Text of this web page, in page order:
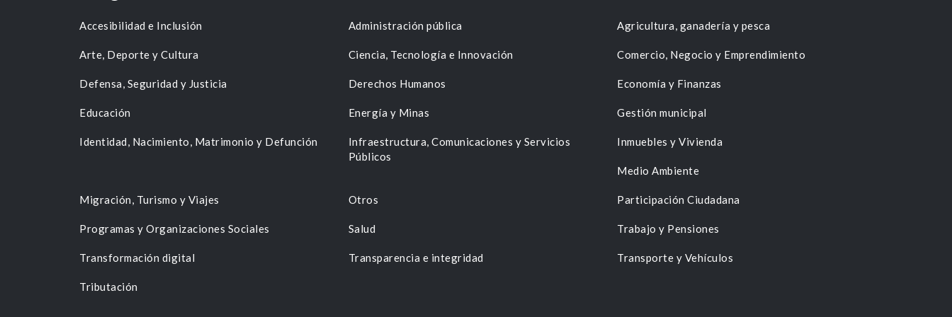
Accesibilidad e Inclusión Administración pública Agricultura, ganadería y pesca
Arte, Deporte y Cultura Ciencia, Tecnología e Innovación Comercio, Negocio y Emprendimiento
Defensa, Seguridad y Justicia Derechos Humanos Economía y Finanzas
Educación Energía y Minas Gestión municipal
Identidad, Nacimiento, Matrimonio y Defunción
Infraestructura, Comunicaciones y Servicios
Públicos
Inmuebles y Vivienda
Medio Ambiente
Migración, Turismo y Viajes Otros Participación Ciudadana
Programas y Organizaciones Sociales Salud Trabajo y Pensiones
Transformación digital Transparencia e integridad Transporte y Vehículos
Tributación